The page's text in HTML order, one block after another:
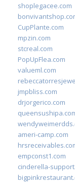
shoplegacee.com
CupPlante.com
mpzin.com
stcreal.com
PopUpFlea.com
valueml.com
jmpbliss.com
drjorgerico.com
ameri-camp.com
empconst1.com
cinderella-